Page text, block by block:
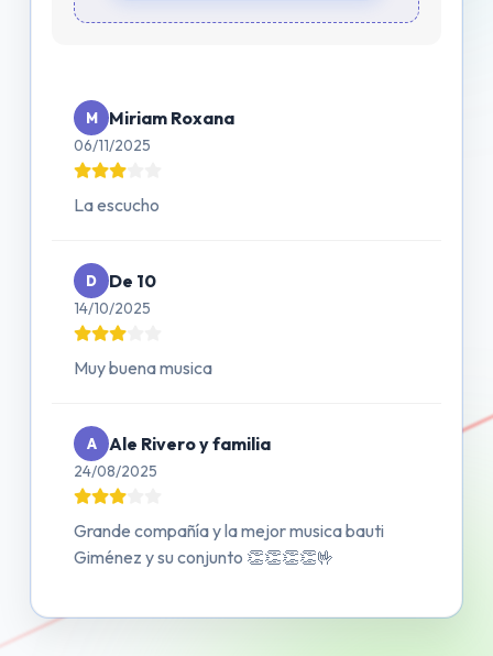
M Miriam Roxana
06/11/2025
La escucho
D De 10
14/10/2025
Muy buena musica
A Ale Rivero y familia
24/08/2025
Grande compañía y la mejor musica bauti
Giménez y su conjunto 👏👏👏👏🤟